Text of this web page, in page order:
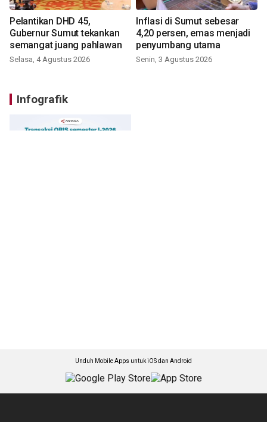
Pelantikan DHD 45,
Gubernur Sumut tekankan
semangat juang pahlawan
Selasa, 4 Agustus 2026
Inflasi di Sumut sebesar
4,20 persen, emas menjadi
penyumbang utama
Senin, 3 Agustus 2026
Infografik
Unduh Mobile Apps untuk iOS dan Android